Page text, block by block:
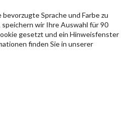
Sprache und Farbe zu
speichern wir Ihre Auswahl für 90
gesetzt und ein Hinweisfenster
finden Sie in unserer